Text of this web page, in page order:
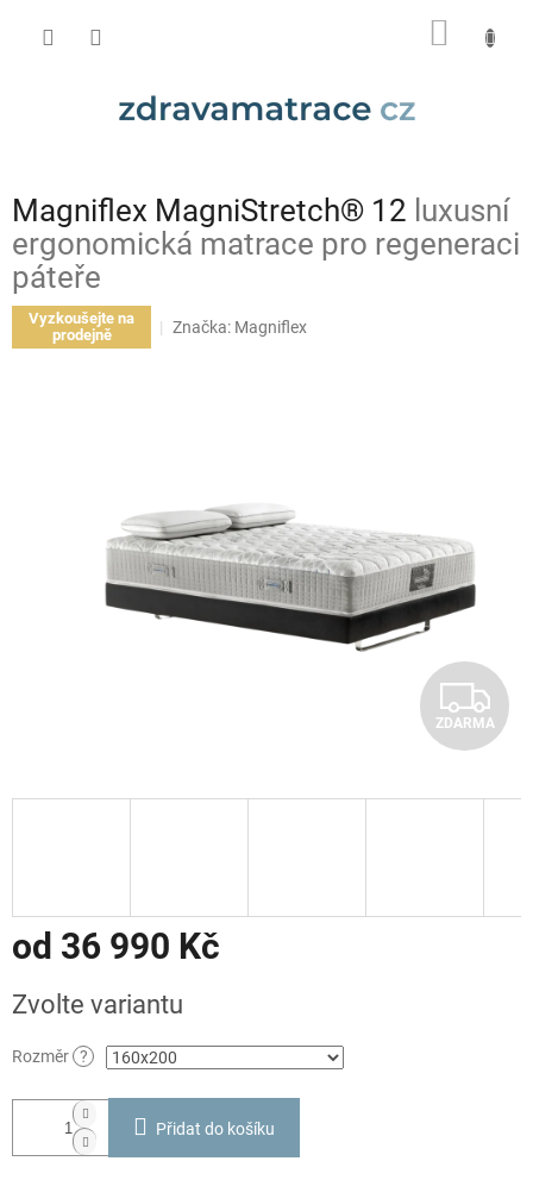
Magniflex MagniStretch® 12 luxusní
ergonomická matrace pro regeneraci
páteře
Vyzkoušejte na
prodejně
Značka: Magniflex
Z
D
A
ZDARMA
od 36 990 Kč
cena:
Zvolte variantu
Rozměr ?
Přidat do košíku